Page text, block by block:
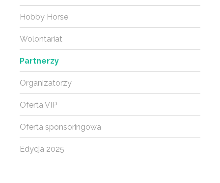
Hobby Horse
Wolontariat
Partnerzy
Organizatorzy
Oferta VIP
Oferta sponsoringowa
Edycja 2025